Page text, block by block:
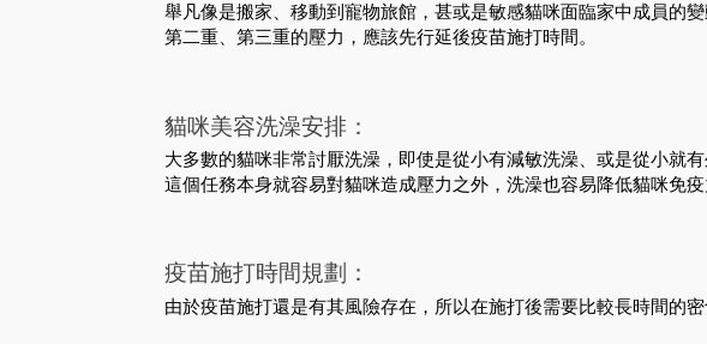
舉凡像是搬家、移動到寵物旅館，甚或是敏感貓咪面臨家中成員的
第二重、第三重的壓力，應該先行延後疫苗施打時間。
貓咪美容洗澡安排：
大多數的貓咪非常討厭洗澡，即使是從小有減敏洗澡、或是從小就
這個任務本身就容易對貓咪造成壓力之外，洗澡也容易降低貓咪免
疫苗施打時間規劃：
由於疫苗施打還是有其風險存在，所以在施打後需要比較長時間的